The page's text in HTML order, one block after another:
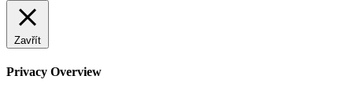
Zavřít
Privacy Overview